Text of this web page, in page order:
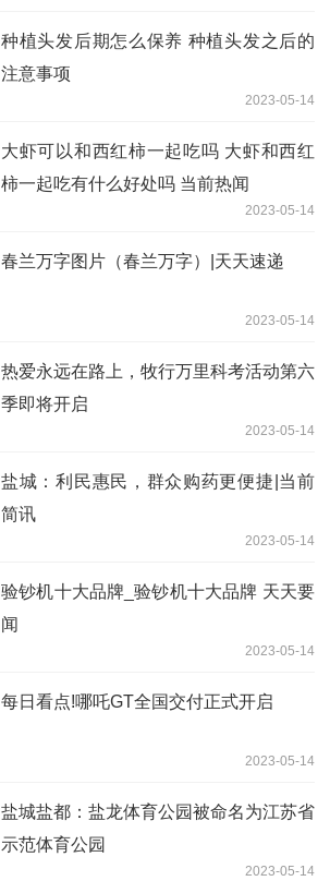
种植头发后期怎么保养 种植头发之后的
注意事项
2023-05-14
大虾可以和西红柿一起吃吗 大虾和西红
柿一起吃有什么好处吗 当前热闻
2023-05-14
春兰万字图片（春兰万字）|天天速递
2023-05-14
热爱永远在路上，牧行万里科考活动第六
季即将开启
2023-05-14
盐城：利民惠民，群众购药更便捷|当前
简讯
2023-05-14
验钞机十大品牌_验钞机十大品牌 天天要
闻
2023-05-14
每日看点!哪吒GT全国交付正式开启
2023-05-14
盐城盐都：盐龙体育公园被命名为江苏省
示范体育公园
2023-05-14